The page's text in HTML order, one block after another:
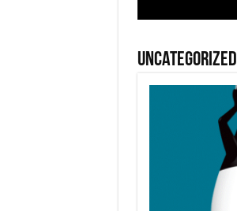
Uncategorized